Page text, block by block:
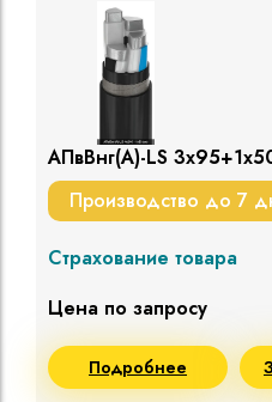
АПвВнг(A)-LS
Производство до 7
Страхование товара
Цена по запросу
Подробнее